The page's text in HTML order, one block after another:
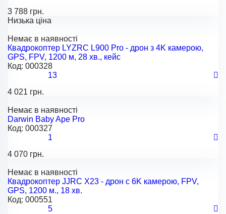
3 788 грн.
Низька ціна
Немає в наявності
Квадрокоптер LYZRC L900 Pro - дрон з 4K камерою,
GPS, FPV, 1200 м, 28 хв., кейс
Код: 000328
13
4 021 грн.
Немає в наявності
Darwin Baby Ape Pro
Код: 000327
1
4 070 грн.
Немає в наявності
Квадрокоптер JJRC X23 - дрон с 6K камерою, FPV,
GPS, 1200 м., 18 хв.
Код: 000551
5